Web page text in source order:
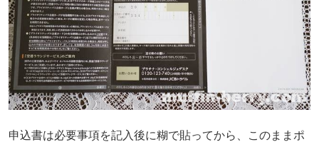
申込書は必要事項を記入後に糊で貼ってから、このままポ